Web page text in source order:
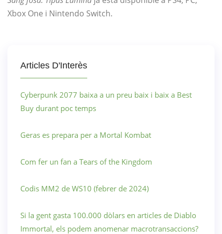
Xbox One i Nintendo Switch.
Articles D'Interès
Cyberpunk 2077 baixa a un preu baix i baix a Best
Buy durant poc temps
Geras es prepara per a Mortal Kombat
Com fer un fan a Tears of the Kingdom
Codis MM2 de WS10 (febrer de 2024)
Si la gent gasta 100.000 dòlars en articles de Diablo
Immortal, els podem anomenar macrotransaccions?